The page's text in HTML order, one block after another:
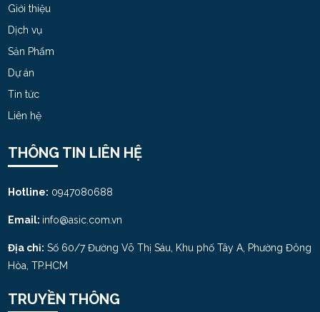
Giới thiệu
Dịch vụ
Sản Phẩm
Dự án
Tin tức
Liên hệ
THÔNG TIN LIÊN HỆ
Hotline: 0947080688
Email: info@asic.com.vn
Địa chỉ: Số 60/7 Đường Võ Thị Sáu, Khu phố Tây A, Phường Đông
Hòa, TP.HCM
TRUYỀN THÔNG